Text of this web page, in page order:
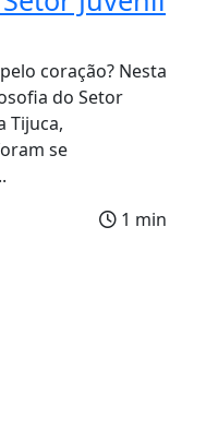
coração? Nesta
do Setor
Tijuca,
se
1 min